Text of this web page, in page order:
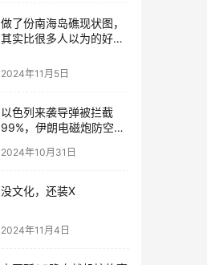
做了份南海岛礁现状图，
其实比很多人以为的好不
2024年11月5日
以色列来袭导弹被拦截
99%，伊朗电磁炮防空系
2024年10月31日
没文化，还装X
2024年11月4日